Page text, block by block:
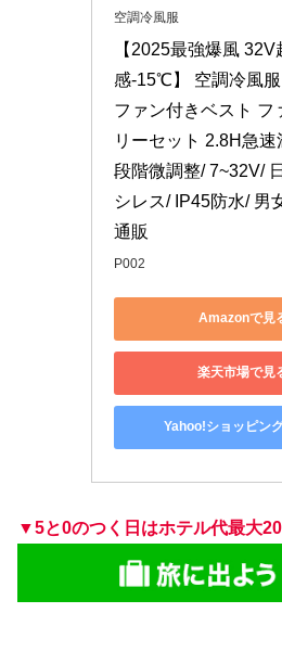
空調冷風服
【2025最強爆風
感-15℃】 空調冷風服
ファン付きベスト フ
リーセット 2.8H急速
段階微調整/ 7~32V/
シレス/ IP45防水/ 男
通販
P002
Amazonで見
楽天市場で見
Yahoo!ショッピン
▼5と0のつく日はホテル代最大